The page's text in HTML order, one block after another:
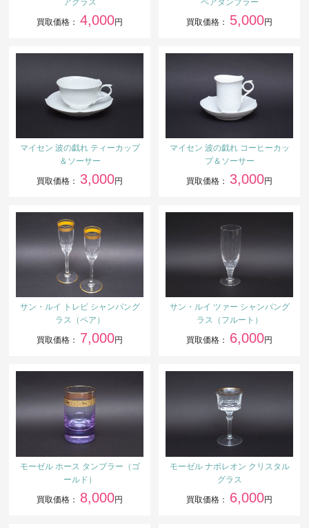
買取価格： 4,000円 買取価格： 5,000円
マイセン 波の戯れ ティーカップ
＆ソーサー
買取価格： 3,000円
マイセン 波の戯れ コーヒーカッ
プ＆ソーサー
買取価格： 3,000円
サン・ルイ トレビ シャンパング
ラス（ペア）
買取価格： 7,000円
サン・ルイ ツァー シャンパング
ラス（フルート）
買取価格： 6,000円
モーゼル ホース タンブラー（ゴ
ールド）
買取価格： 8,000円
モーゼル ナポレオン クリスタル
グラス
買取価格： 6,000円